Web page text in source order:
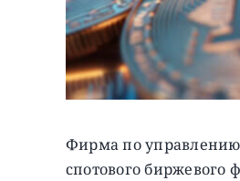
Фирма по
спотового биржевого